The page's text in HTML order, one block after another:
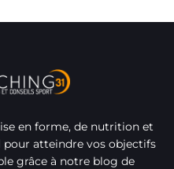
en forme, de nutrition et
atteindre vos objectifs
grâce à notre blog de